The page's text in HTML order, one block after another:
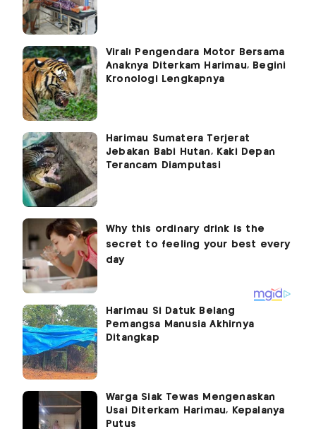
Viral! Pengendara Motor Bersama
Anaknya Diterkam Harimau, Begini
Kronologi Lengkapnya
Harimau Sumatera Terjerat
Jebakan Babi Hutan, Kaki Depan
Terancam Diamputasi
Harimau Si Datuk Belang
Pemangsa Manusia Akhirnya
Ditangkap
Warga Siak Tewas Mengenaskan
Usai Diterkam Harimau, Kepalanya
Putus